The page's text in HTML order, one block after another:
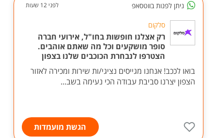
ניתן לפנות בווטסאפ לפני 12 שעות
סלקום
רק אצלנו חופשות בחו"ל, אירועי חברה
סופר מושקעים וכל מה שאתם אוהבים.
הצטרפו לנבחרת הכוכבים שלנו בצפון
בואו לככב! אנחנו מגייסים נציגי/ות שירות ומכירה לאזור
הצפון יצרנו סביבת עבודה הכי נעימה בשב...
הגשת מועמדות